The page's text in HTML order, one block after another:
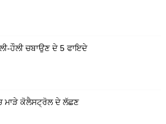
ਹੌਲੀ ਚਬਾਉਣ ਦੇ 5 ਫਾਇਦੇ
ਮਾੜੇ ਕੋਲੈਸਟ੍ਰੋਲ ਦੇ ਲੱਛਣ